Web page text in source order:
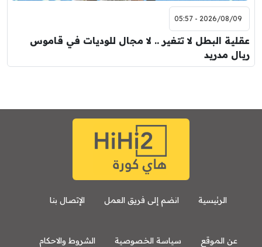
2026/08/09 - 05:57
عقلية البطل لا تتغير .. لا مجال للوديات في قاموس
ريال مدريد
الرئيسية انضم إلى فريق العمل الإتصال بنا
عن الموقع سياسة الخصوصية الشروط والاحكام